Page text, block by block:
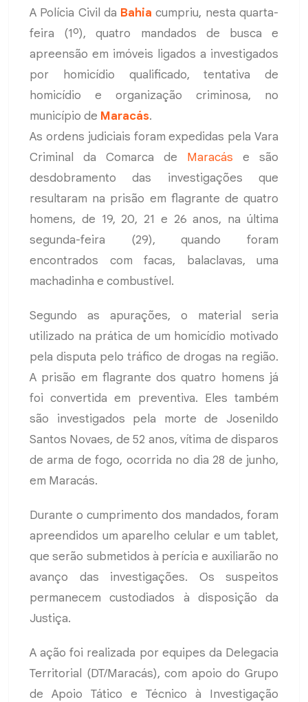
A Polícia Civil da Bahia cumpriu, nesta quarta-
feira (1º), quatro mandados de busca e
apreensão em imóveis ligados a investigados
por homicídio qualificado, tentativa de
homicídio e organização criminosa, no
município de Maracás.
As ordens judiciais foram expedidas pela Vara
Criminal da Comarca de Maracás e são
desdobramento das investigações que
resultaram na prisão em flagrante de quatro
homens, de 19, 20, 21 e 26 anos, na última
segunda-feira (29), quando foram
encontrados com facas, balaclavas, uma
machadinha e combustível.
Segundo as apurações, o material seria
utilizado na prática de um homicídio motivado
pela disputa pelo tráfico de drogas na região.
A prisão em flagrante dos quatro homens já
foi convertida em preventiva. Eles também
são investigados pela morte de Josenildo
Santos Novaes, de 52 anos, vítima de disparos
de arma de fogo, ocorrida no dia 28 de junho,
em Maracás.
Durante o cumprimento dos mandados, foram
apreendidos um aparelho celular e um tablet,
que serão submetidos à perícia e auxiliarão no
avanço das investigações. Os suspeitos
permanecem custodiados à disposição da
Justiça.
A ação foi realizada por equipes da Delegacia
Territorial (DT/Maracás), com apoio do Grupo
de Apoio Tático e Técnico à Investigação